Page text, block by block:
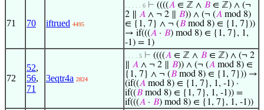
71 70 iftrued 4495
. . . . . 6 ⊢ ((((𝐴 ∈ ℤ ∧ 𝐵 ∈ ℤ) ∧ (¬
2 ∥ 𝐴 ∧ ¬ 2 ∥ 𝐵)) ∧ (¬ (𝐴 mod 8)
∈ {1, 7} ∧ ¬ (𝐵 mod 8) ∈ {1, 7}))
→ if(((𝐴 · 𝐵) mod 8) ∈ {1, 7}, 1,
-1) = 1)
72
52,
56,
71
3eqtr4a 2824
. . . . 5 ⊢ ((((𝐴 ∈ ℤ ∧ 𝐵 ∈ ℤ) ∧ (¬ 2
𝐴 ∧ ¬ 2 ∥ 𝐵)) ∧ (¬ (𝐴 mod 8) ∈
{1, 7} ∧ ¬ (𝐵 mod 8) ∈ {1, 7})) →
(if((𝐴 mod 8) ∈ {1, 7}, 1, -1) ·
if((𝐵 mod 8) ∈ {1, 7}, 1, -1)) =
if(((𝐴 · 𝐵) mod 8) ∈ {1, 7}, 1, -1))